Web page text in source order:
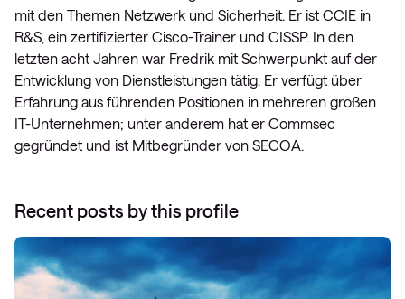
mit den Themen Netzwerk und Sicherheit. Er ist CCIE in
R&S, ein zertifizierter Cisco-Trainer und CISSP. In den
letzten acht Jahren war Fredrik mit Schwerpunkt auf der
Entwicklung von Dienstleistungen tätig. Er verfügt über
Erfahrung aus führenden Positionen in mehreren großen
IT-Unternehmen; unter anderem hat er Commsec
gegründet und ist Mitbegründer von SECOA.
Recent posts by this profile